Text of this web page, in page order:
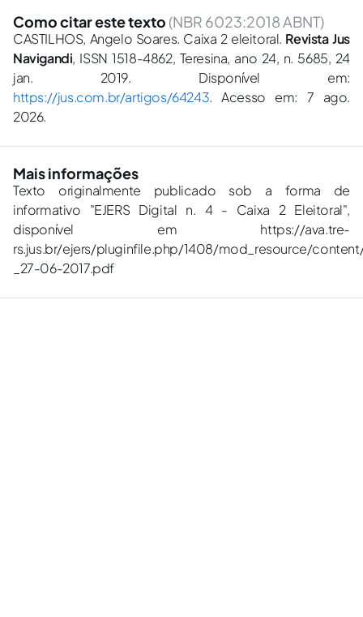
Como citar este texto (NBR 6023:2018 ABNT)
CASTILHOS, Angelo Soares. Caixa 2 eleitoral. Revista Jus
Navigandi, ISSN 1518-4862, Teresina, ano 24, n. 5685, 24
jan. 2019. Disponível em:
https://jus.com.br/artigos/64243. Acesso em: 7 ago.
2026.
Mais informações
Texto originalmente publicado sob a forma de
informativo "EJERS Digital n. 4 - Caixa 2 Eleitoral",
disponível em https://ava.tre-
rs.jus.br/ejers/pluginfile.php/1408/mod_resource/content/
_27-06-2017.pdf